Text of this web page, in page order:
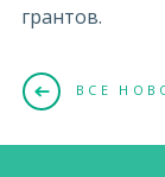
грантов.
ВСЕ